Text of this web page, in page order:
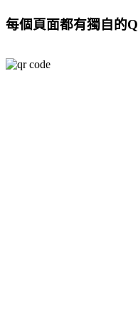
每個頁面都有獨自的